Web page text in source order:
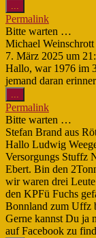
...
Metabox
ein-/ausblenden.
Permalink
Bitte warten …
Michael Weinschrott
7. März 2025 um
Hallo, war 1976 im
jemand daran
...
Metabox
ein-/ausblenden.
Permalink
Bitte warten …
Stefan Brand aus
Hallo Ludwig
Versorgungs Stuffz
Ebert. Bin den
wir waren drei
den KPFü Fuchs
Bonnland zum Uffz
Gerne kannst Du ja
auf Facebook zu